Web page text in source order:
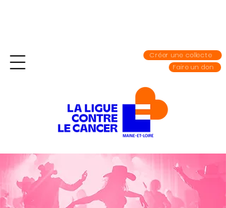
Créer une collecte
Faire un don